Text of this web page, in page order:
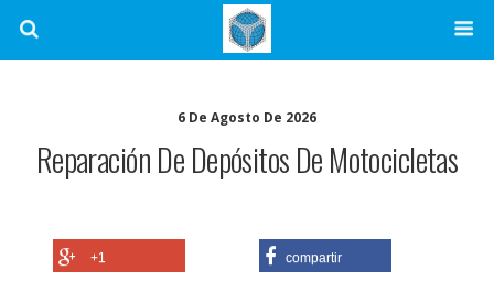
6 De Agosto De 2026
Reparación De Depósitos De Motocicletas
+1 compartir